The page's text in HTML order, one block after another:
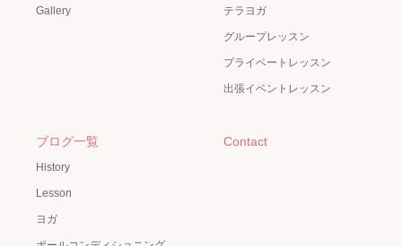
Gallery テラヨガ
グループレッスン
プライベートレッスン
出張イベントレッスン
ブログ一覧
History
Lesson
ヨガ
Contact